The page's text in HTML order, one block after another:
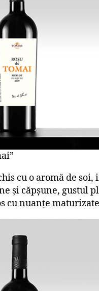
cu o aromă de soi,
și căpșune, gustul
cu nuanțe